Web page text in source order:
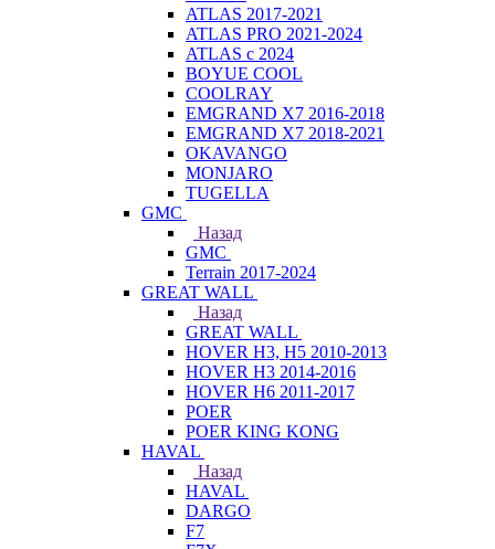
ATLAS 2017-2021
ATLAS PRO 2021-2024
ATLAS с 2024
BOYUE COOL
COOLRAY
EMGRAND X7 2016-2018
EMGRAND X7 2018-2021
OKAVANGO
MONJARO
TUGELLA
GMC
Назад
GMC
Terrain 2017-2024
GREAT WALL
Назад
GREAT WALL
HOVER H3, H5 2010-2013
HOVER H3 2014-2016
HOVER H6 2011-2017
POER
POER KING KONG
HAVAL
Назад
HAVAL
DARGO
F7